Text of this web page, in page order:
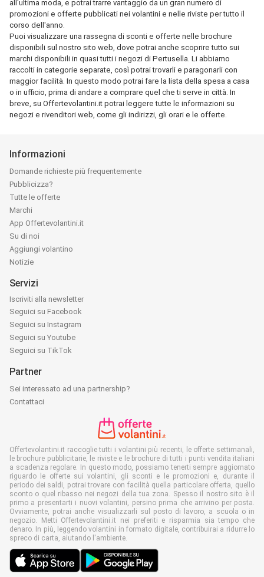
all'ultima moda, e potrai trarre vantaggio da un gran numero di
promozioni e offerte pubblicati nei volantini e nelle riviste per tutto il
corso dell'anno.
Puoi visualizzare una rassegna di sconti e offerte nelle brochure
disponibili sul nostro sito web, dove potrai anche scoprire tutto sui
marchi disponibili in quasi tutti i negozi di Pertusella. Li abbiamo
raccolti in categorie separate, così potrai trovarli e paragonarli con
maggior facilità. In questo modo potrai fare la lista della spesa a casa
o in ufficio, prima di andare a comprare quel che ti serve in città. In
breve, su Offertevolantini.it potrai leggere tutte le informazioni su
negozi e rivenditori web, come gli indirizzi, gli orari e le offerte.
Informazioni
Domande richieste più frequentemente
Pubblicizza?
Tutte le offerte
Marchi
App Offertevolantini.it
Su di noi
Aggiungi volantino
Notizie
Servizi
Iscriviti alla newsletter
Seguici su Facebook
Seguici su Instagram
Seguici su Youtube
Seguici su TikTok
Partner
Sei interessato ad una partnership?
Contattaci
Offertevolantini.it raccoglie tutti i volantini più recenti, le offerte settimanali,
le brochure pubblicitarie, le riviste e le brochure di tutti i punti vendita italiani
a scadenza regolare. In questo modo, possiamo tenerti sempre aggiornato
riguardo le offerte sui volantini, gli sconti e le promozioni e, durante il
periodo dei saldi, potrai trovare con facilità quella particolare offerta, quello
sconto o quel ribasso nei negozi della tua zona. Spesso il nostro sito è il
primo a presentarti i nuovi volantini, persino prima che arrivino per posta.
Ovviamente, potrai anche visualizzarli sul posto di lavoro, a scuola o in
negozio. Metti Offertevolantini.it nei preferiti e risparmia sia tempo che
denaro. In più, leggendo volantini in formato digitale, contribuirai a ridurre lo
spreco di carta, aiutando l'ambiente.